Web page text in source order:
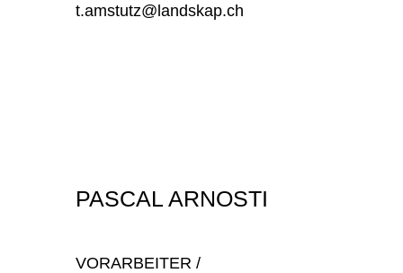
t.amstutz@landskap.ch
PASCAL ARNOSTI
VORARBEITER /